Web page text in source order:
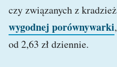
czy związanych z
wygodnej porównywarki
od 2,63 zł dziennie.